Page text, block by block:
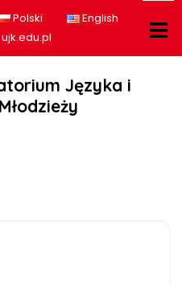
Polski
English
profil na Facebook
profil na tiktok
ujk.edu.pl
Języka i